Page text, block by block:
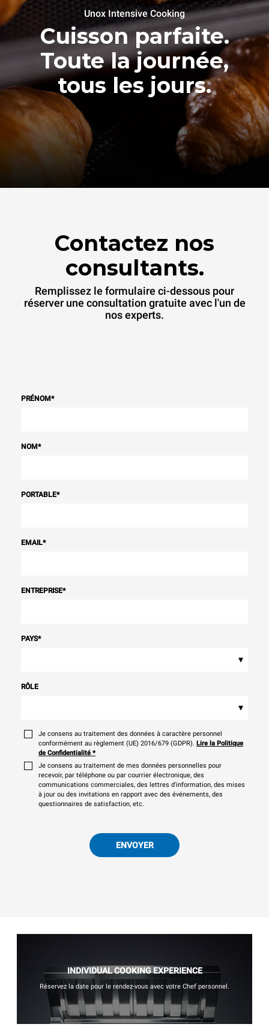
Unox Intensive Cooking
Cuisson parfaite.
Toute la journée,
tous les jours.
Contactez nos
consultants.
Remplissez le formulaire ci-dessous pour
réserver une consultation gratuite avec l'un de
nos experts.
PRÉNOM*
NOM*
PORTABLE*
EMAIL*
ENTREPRISE*
PAYS*
▾
RÔLE
▾
Je consens au traitement des données à caractère personnel
conformément au règlement (UE) 2016/679 (GDPR). Lire la Politique
de Confidentialité *
Je consens au traitement de mes données personnelles pour
recevoir, par téléphone ou par courrier électronique, des
communications commerciales, des lettres d'information, des mises
à jour ou des invitations en rapport avec des événements, des
questionnaires de satisfaction, etc.
ENVOYER
INDIVIDUAL COOKING EXPERIENCE
Réservez la date pour le rendez-vous avec votre Chef personnel.